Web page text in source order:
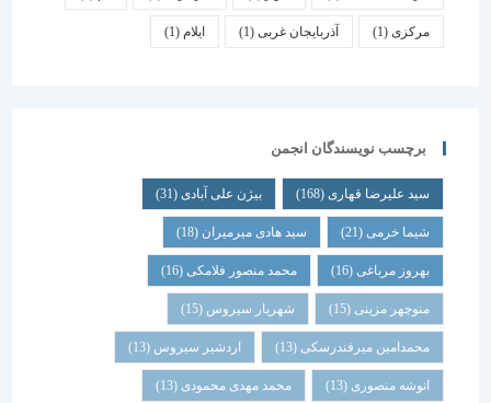
(1) آذربایجان غربی(1) ایلام
برچسب نویسندگان انجمن
سید علیرضا قهاری(168) بیژن علی آبادی(31)
شیما خرمی(21) سید هادی میرمیران(18)
بهروز مرباغی (16) محمد منصور فلامکی (16)
منوچهر مزینی(15) شهریار سیروس(15)
محمدامین میرفندرسکی(13) اردشیر سیروس(13)
انوشه منصوری(13) محمد مهدی محمودی(13)